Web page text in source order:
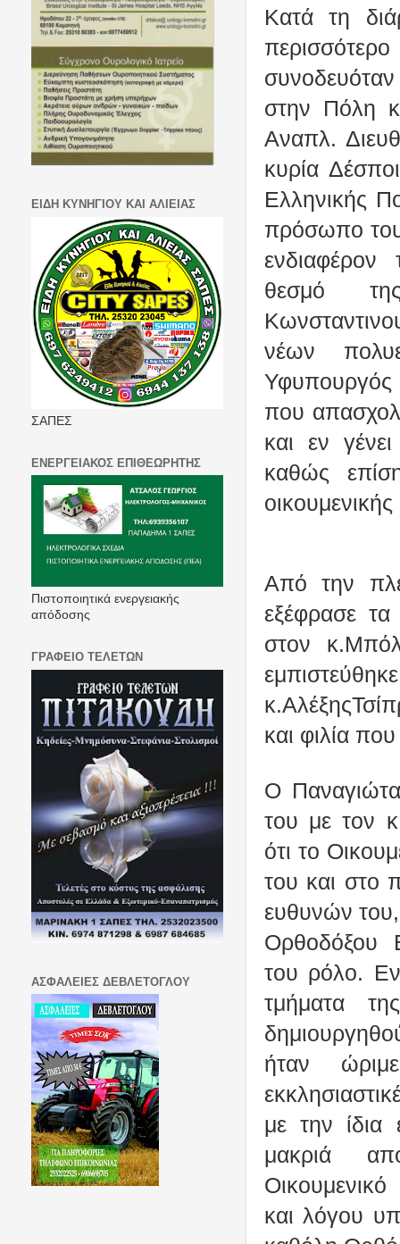
Κατά τη
στην Πόλη
Αναπλ.
κυρία Δ
Ελληνικής
πρόσωπο του
θεσμό
νέων
Υφυπουργός
που
και εν
καθώς
Από την
εξέφρασε τα
στον
και φιλία
Ο
του με τον
ότι το
του και στο
ευθυνών του,
Ορθοδόξου
του ρόλο.
τμήματα
ήταν
με την ίδια
μακριά
Οικουμενικό
και λόγου
ΕΙΔΗ ΚΥΝΗΓΙΟΥ ΚΑΙ ΑΛΙΕΙΑΣ
ΣΑΠΕΣ
ΕΝΕΡΓΕΙΑΚΟΣ ΕΠΙΘΕΩΡΗΤΗΣ
Πιστοποιητικά ενεργειακής
απόδοσης
ΓΡΑΦΕΙΟ ΤΕΛΕΤΩΝ
ΑΣΦΑΛΕΙΕΣ ΔΕΒΛΕΤΟΓΛΟΥ